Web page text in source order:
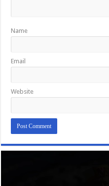
Name
Email
Website